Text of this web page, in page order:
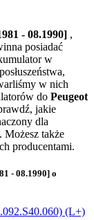
- 08.1990] ,
posiadać
w
w nich
do Peugeot
jakie
dla
. Możesz także
producentami.
- 08.1990] o